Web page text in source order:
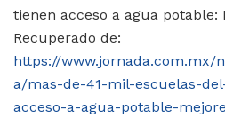
tienen acceso a agua potable:
Recuperado de:
https://www.jornada.com.mx/
a/mas-de-41-mil-escuelas-
acceso-a-agua-potable-